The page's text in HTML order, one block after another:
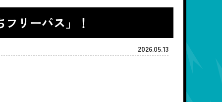
リーパス」！
2026.05.13